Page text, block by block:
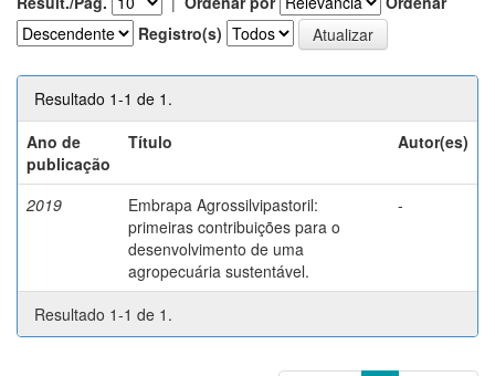
Registro(s)
Resultado 1-1 de 1.
Ano de
publicação
Título Autor(es)
2019
Embrapa Agrossilvipastoril:
primeiras contribuições para o
desenvolvimento de uma
agropecuária sustentável.
-
Resultado 1-1 de 1.